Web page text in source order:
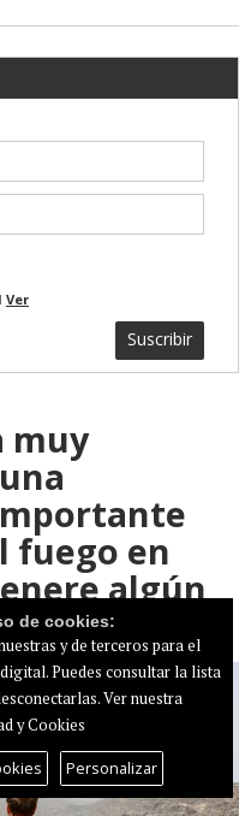
Ver
Suscribir
muy
fuego en
algún
de cookies:
y de terceros para el
Puedes consultar la lista
Ver nuestra
y Cookies
Personalizar